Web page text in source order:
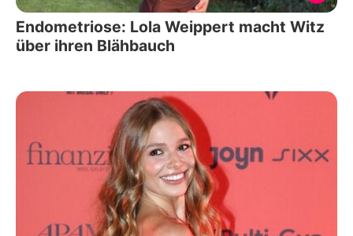
Endometriose: Lola Weippert macht Witz
über ihren Blähbauch